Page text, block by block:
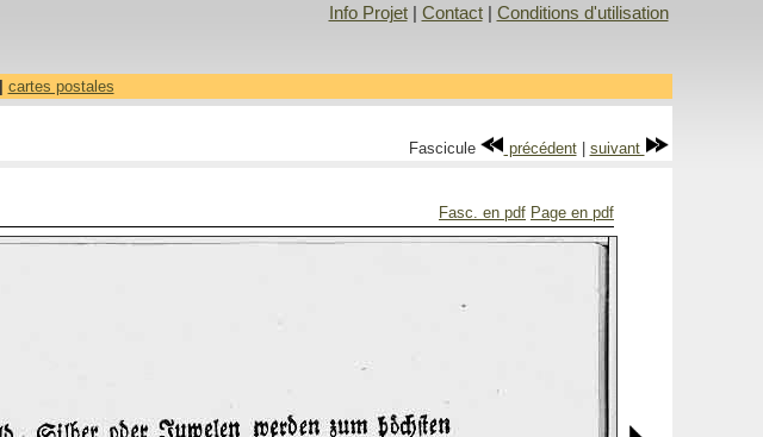
Info Projet| Contact| Conditions d'utilisation
cartes postales
Fascicule précédent| suivant
Fasc. en pdf Page en pdf